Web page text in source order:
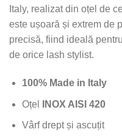
Italy, realizat din oțel de
este ușoară și extrem de
precisă, fiind ideală
de orice lash stylist.
100% Made in Italy
Oțel INOX AISI 420
Vârf drept și ascuțit